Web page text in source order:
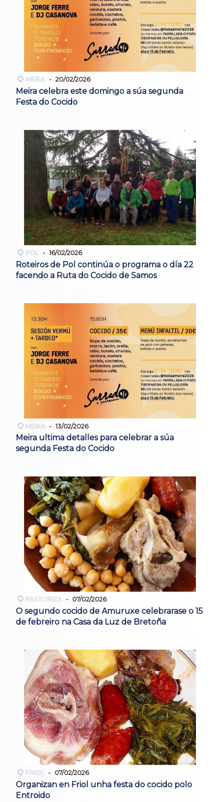
MEIRA 20/02/2026
Meira celebra este domingo a súa segunda
Festa do Cocido
POL 16/02/2026
Roteiros de Pol continúa o programa o día 22
facendo a Ruta do Cocido de Samos
MEIRA 13/02/2026
Meira ultima detalles para celebrar a súa
segunda Festa do Cocido
PASTORIZA 07/02/2026
O segundo cocido de Amuruxe celebrarase o 15
de febreiro na Casa da Luz de Bretoña
FRIOL 07/02/2026
Organizan en Friol unha festa do cocido polo
Entroido